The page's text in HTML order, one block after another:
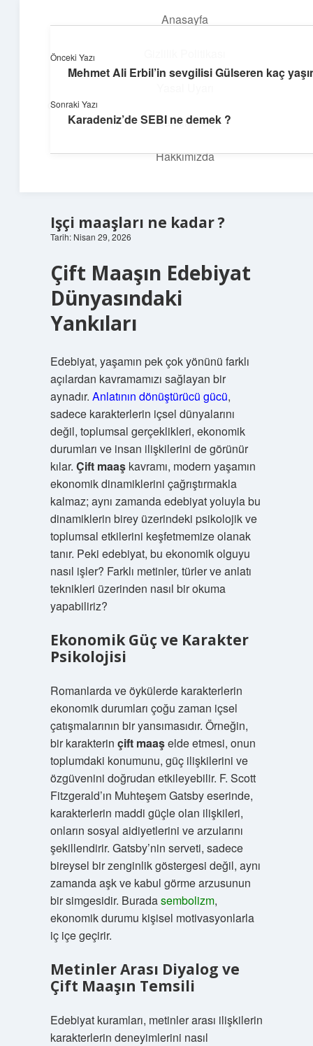
Anasayfa
Hakkımızda
Hakkımızda
İlham Veren Köşeler
Günlük yaşamdan pratik fikirler ve sıradışı keşifler burada.
Işçi maaşları ne kadar ?
Tarih: Nisan 29, 2026
Çift Maaşın Edebiyat
Dünyasındaki
Yankıları
Edebiyat, yaşamın pek çok yönünü farklı
açılardan kavramamızı sağlayan bir
aynadır. Anlatının dönüştürücü gücü,
sadece karakterlerin içsel dünyalarını
değil, toplumsal gerçeklikleri, ekonomik
durumları ve insan ilişkilerini de görünür
kılar. Çift maaşkavramı, modern yaşamın
ekonomik dinamiklerini çağrıştırmakla
kalmaz; aynı zamanda edebiyat yoluyla bu
dinamiklerin birey üzerindeki psikolojik ve
toplumsal etkilerini keşfetmemize olanak
tanır. Peki edebiyat, bu ekonomik olguyu
nasıl işler? Farklı metinler, türler ve anlatı
teknikleri üzerinden nasıl bir okuma
yapabiliriz?
Ekonomik Güç ve Karakter
Psikolojisi
Romanlarda ve öykülerde karakterlerin
ekonomik durumları çoğu zaman içsel
çatışmalarının bir yansımasıdır. Örneğin,
bir karakterin çift maaşelde etmesi, onun
toplumdaki konumunu, güç ilişkilerini ve
özgüvenini doğrudan etkileyebilir. F. Scott
Fitzgerald’ın Muhteşem Gatsby eserinde,
karakterlerin maddi güçle olan ilişkileri,
onların sosyal aidiyetlerini ve arzularını
şekillendirir. Gatsby’nin serveti, sadece
bireysel bir zenginlik göstergesi değil, aynı
zamanda aşk ve kabul görme arzusunun
bir simgesidir. Buradasembolizm,
ekonomik durumu kişisel motivasyonlarla
iç içe geçirir.
Metinler Arası Diyalog ve
Çift Maaşın Temsili
Edebiyat kuramları, metinler arası ilişkilerin
karakterlerin deneyimlerini nasıl
Önceki Yazı
Mehmet Ali Erbil’in sevgilisi Gülseren kaç
Sonraki Yazı
Karadeniz’de SEBI ne demek ?